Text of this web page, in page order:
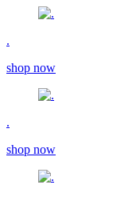
.
shop now
.
shop now